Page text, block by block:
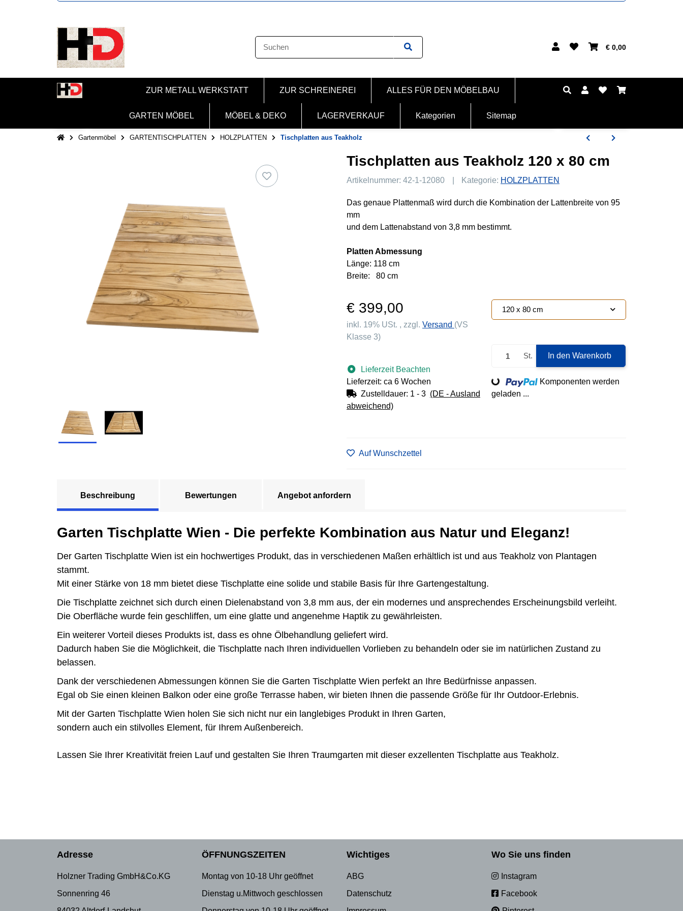
€ 0,00
ZUR METALL WERKSTATT ZUR SCHREINEREI ALLES FÜR DEN MÖBELBAU
GARTEN MÖBEL MÖBEL & DEKO LAGERVERKAUF Kategorien Sitemap
Gartenmöbel GARTENTISCHPLATTEN HOLZPLATTEN Tischplatten aus Teakholz
Tischplatten aus Teakholz 120 x 80 cm
Artikelnummer: 42-1-12080 Kategorie: HOLZPLATTEN
Das genaue Plattenmaß wird durch die Kombination der Lattenbreite von 95
mm
und dem Lattenabstand von 3,8 mm bestimmt.
Platten Abmessung
Länge: 118 cm
Breite: 80 cm
€ 399,00
inkl. 19% USt. , zzgl. Versand (VS
Klasse 3)
Lieferzeit Beachten
Lieferzeit: ca 6 Wochen
Zustelldauer: 1 - 3 (DE - Ausland
abweichend)
120 x 80 cm
St. In den Warenkorb
Loading...
Komponenten werden
geladen ...
Auf Wunschzettel
Beschreibung Bewertungen Angebot anfordern
Garten Tischplatte Wien - Die perfekte Kombination aus Natur und Eleganz!
Der Garten Tischplatte Wien ist ein hochwertiges Produkt, das in verschiedenen Maßen erhältlich ist und aus Teakholz von Plantagen
stammt.
Mit einer Stärke von 18 mm bietet diese Tischplatte eine solide und stabile Basis für Ihre Gartengestaltung.
Die Tischplatte zeichnet sich durch einen Dielenabstand von 3,8 mm aus, der ein modernes und ansprechendes Erscheinungsbild verleiht.
Die Oberfläche wurde fein geschliffen, um eine glatte und angenehme Haptik zu gewährleisten.
Ein weiterer Vorteil dieses Produkts ist, dass es ohne Ölbehandlung geliefert wird.
Dadurch haben Sie die Möglichkeit, die Tischplatte nach Ihren individuellen Vorlieben zu behandeln oder sie im natürlichen Zustand zu
belassen.
Dank der verschiedenen Abmessungen können Sie die Garten Tischplatte Wien perfekt an Ihre Bedürfnisse anpassen.
Egal ob Sie einen kleinen Balkon oder eine große Terrasse haben, wir bieten Ihnen die passende Größe für Ihr Outdoor-Erlebnis.
Mit der Garten Tischplatte Wien holen Sie sich nicht nur ein langlebiges Produkt in Ihren Garten,
sondern auch ein stilvolles Element, für Ihrem Außenbereich.
Lassen Sie Ihrer Kreativität freien Lauf und gestalten Sie Ihren Traumgarten mit dieser exzellenten Tischplatte aus Teakholz.
Adresse
Holzner Trading GmbH&Co.KG
Sonnenring 46
ÖFFNUNGSZEITEN
Montag von 10-18 Uhr geöffnet
Dienstag u.Mittwoch geschlossen
Wichtiges
ABG
Datenschutz
Wo Sie uns finden
Instagram
Facebook